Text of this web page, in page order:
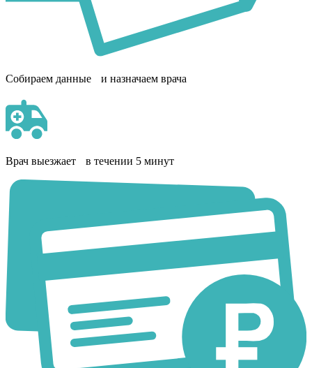
Собираем данные и назначаем врача
Врач выезжает в течении 5 минут